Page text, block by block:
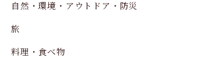
自然・環境・アウトドア・防災
旅
料理・食べ物